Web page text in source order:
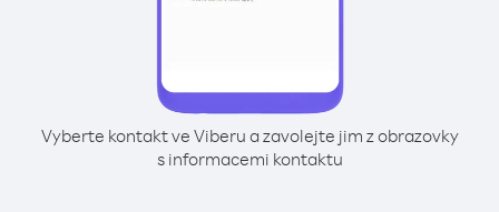
Vyberte kontakt ve Viberu a zavolejte jim z obrazovky
s informacemi kontaktu